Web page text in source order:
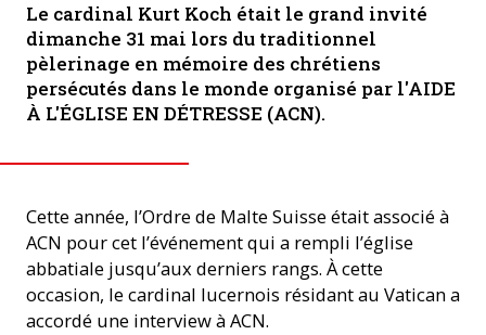
Le cardinal Kurt Koch était le grand invité
dimanche 31 mai lors du traditionnel
pèlerinage en mémoire des chrétiens
persécutés dans le monde organisé par l'AIDE
À L'ÉGLISE EN DÉTRESSE (ACN).
Cette année, l’Ordre de Malte Suisse était associé à
ACN pour cet l’événement qui a rempli l’église
abbatiale jusqu’aux derniers rangs. À cette
occasion, le cardinal lucernois résidant au Vatican a
accordé une interview à ACN.